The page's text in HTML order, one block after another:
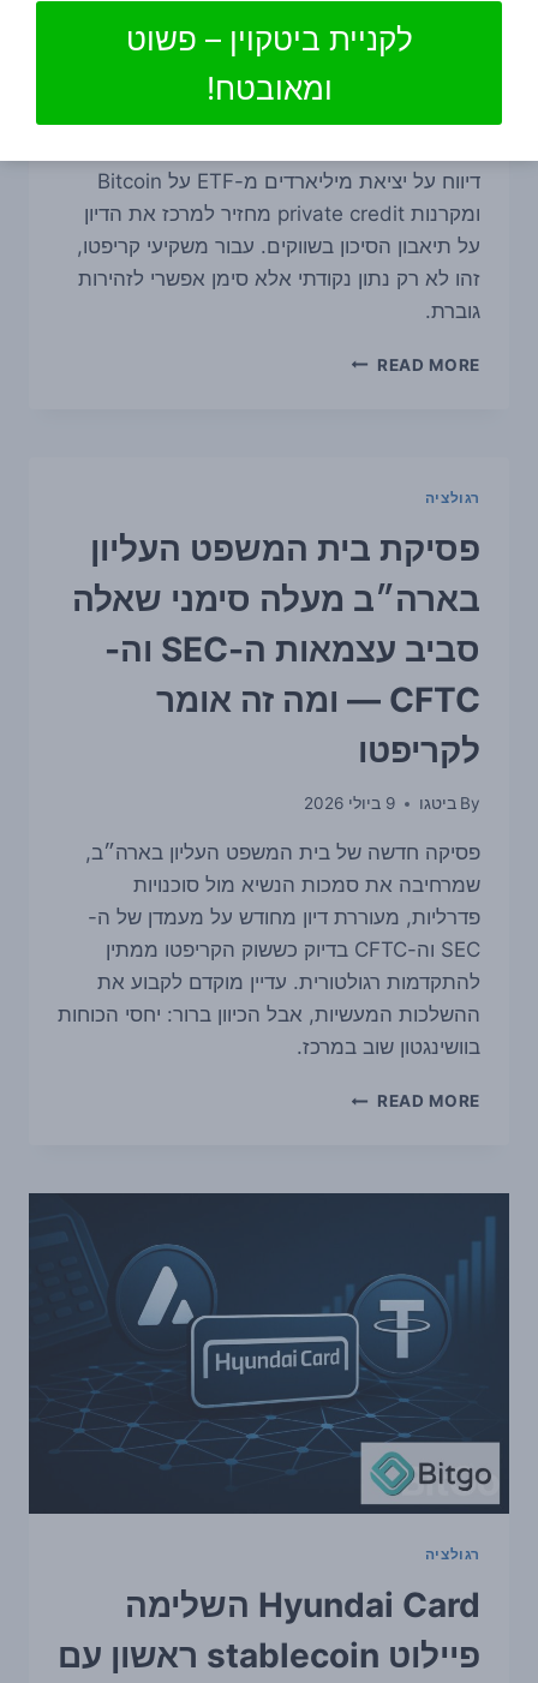
Bitcoin מציפה מחדש את
שאלת הסיכון בשוק
דיווח על יציאת מיליארדים מ-ETF על Bitcoin
ומקרנות private credit מחזיר למרכז את הדיון
על תיאבון הסיכון בשווקים. עבור משקיעי קריפטו,
זהו לא רק נתון נקודתי אלא סימן אפשרי לזהירות
גוברת.
READ MORE יציאת
את
הסיכון
רגולציה
פסיקת בית המשפט העליון
בארה״ב מעלה סימני שאלה
סביב עצמאות ה-SEC וה-
CFTC — ומה זה אומר
לקריפטו
By ביטגו 9 ביולי 2026
פסיקה חדשה של בית המשפט העליון בארה״ב,
שמרחיבה את סמכות הנשיא מול סוכנויות
פדרליות, מעוררת דיון מחודש על מעמדן של ה-
SEC וה-CFTC בדיוק כששוק הקריפטו ממתין
להתקדמות רגולטורית. עדיין מוקדם לקבוע את
ההשלכות המעשיות, אבל הכיוון ברור: יחסי הכוחות
בוושינגטון שוב במרכז.
READ MORE פסיקת
בארה״ב
סביב
עצמאות
SEC
וה-
CFTC
—
ומה
רגולציה
Hyundai Card השלימה
פיילוט stablecoin ראשון עם
לקניית ביטקוין – פשוט
ומאובטח!